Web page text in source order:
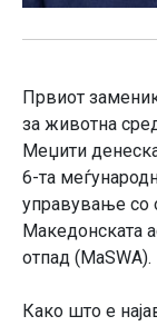
Првиот
за животна
Меџити
6-та
управување со
Македонската
отпад (MaSWA).
Како што е